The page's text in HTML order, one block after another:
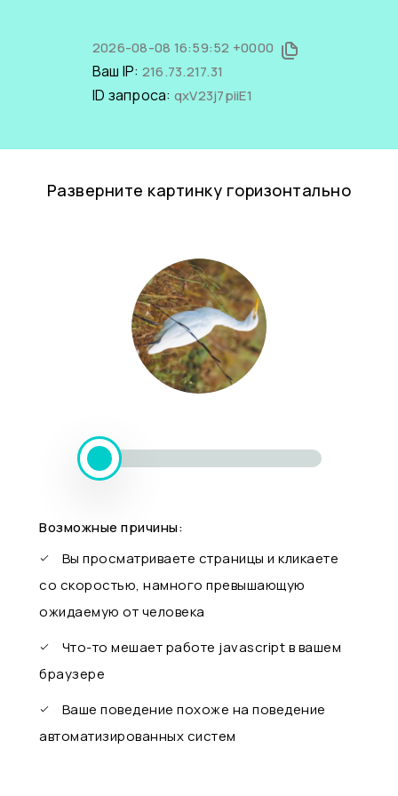
2026-08-08 16:59:52 +0000
Ваш IP: 216.73.217.31
ID запроса: qxV23j7piiE1
Разверните картинку горизонтально
Возможные причины:
Вы просматриваете страницы и кликаете
со скоростью, намного превышающую
ожидаемую от человека
Что-то мешает работе javascript в вашем
браузере
Ваше поведение похоже на поведение
автоматизированных систем